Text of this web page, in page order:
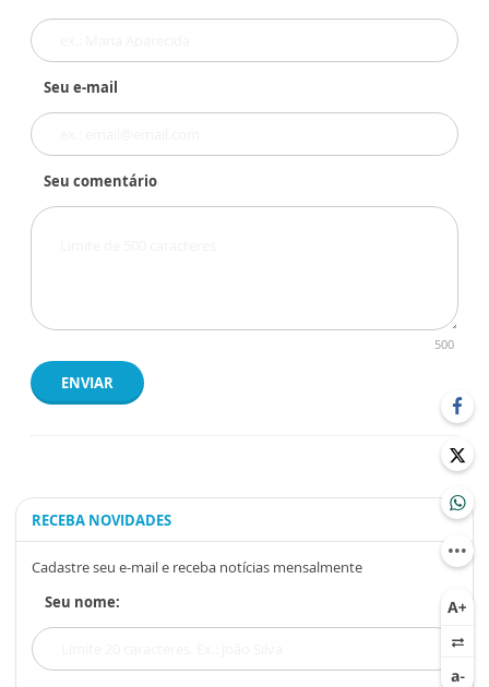
Seu e-mail
Seu comentário
500
ENVIAR
RECEBA NOVIDADES
Cadastre seu e-mail e receba notícias mensalmente
Seu nome: